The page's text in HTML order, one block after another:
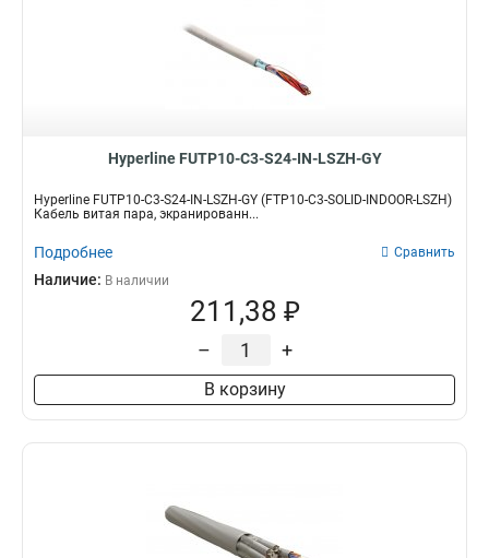
Hyperline FUTP10-C3-S24-IN-LSZH-GY
Hyperline FUTP10-C3-S24-IN-LSZH-GY (FTP10-C3-SOLID-INDOOR-LSZH)
Кабель витая пара, экранированн...
Подробнее Сравнить
Наличие: В наличии
211,38 ₽
– +
В корзину